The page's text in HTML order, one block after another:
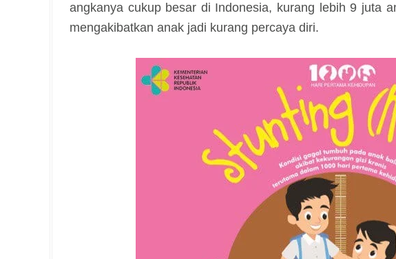
angkanya cukup besar di Indonesia, kurang lebih 9 juta
mengakibatkan anak jadi kurang percaya diri.